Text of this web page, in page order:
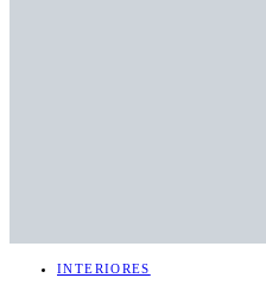
INTERIORES